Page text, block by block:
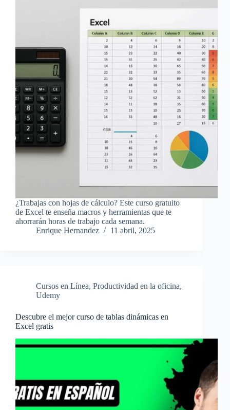
¿Trabajas con hojas de cálculo? Este curso gratuito
de Excel te enseña macros y herramientas que te
ahorrarán horas de trabajo cada semana.
Enrique Hernandez
11 abril, 2025
Cursos en Línea, Productividad en la oficina,
Udemy
Descubre el mejor curso de tablas dinámicas en
Excel gratis